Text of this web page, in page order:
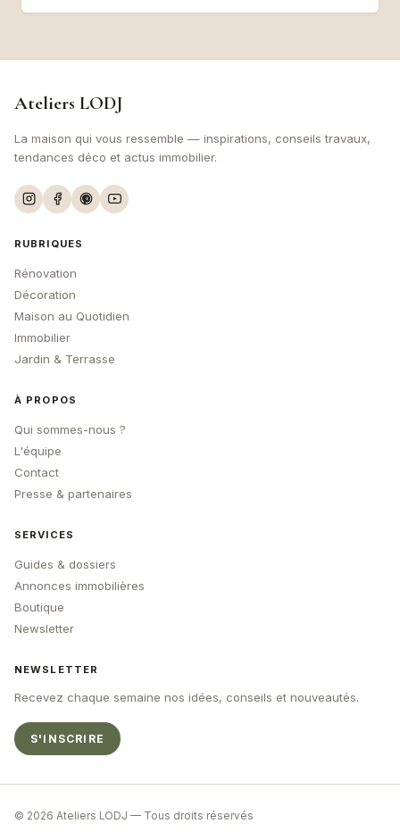
Ateliers LODJ
La maison qui vous ressemble — inspirations, conseils travaux,
tendances déco et actus immobilier.
RUBRIQUES
Rénovation
Décoration
Maison au Quotidien
Immobilier
Jardin & Terrasse
À PROPOS
Qui sommes-nous ?
L'équipe
Contact
Presse & partenaires
SERVICES
Guides & dossiers
Annonces immobilières
Boutique
Newsletter
NEWSLETTER
Recevez chaque semaine nos idées, conseils et nouveautés.
S'INSCRIRE
© 2026 Ateliers LODJ — Tous droits réservés